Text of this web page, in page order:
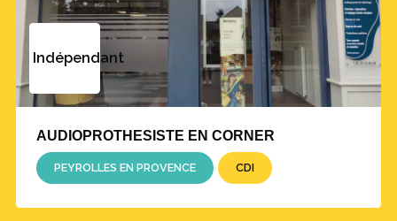
Indépendant
AUDIOPROTHESISTE EN CORNER
PEYROLLES EN PROVENCE CDI